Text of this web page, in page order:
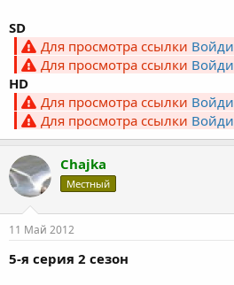
SD
Для просмотра ссылки Войди
Для просмотра ссылки Войди
HD
Для просмотра ссылки Войди
Для просмотра ссылки Войди
Chajka
Местный
11 Май 2012
5-я серия 2 сезон